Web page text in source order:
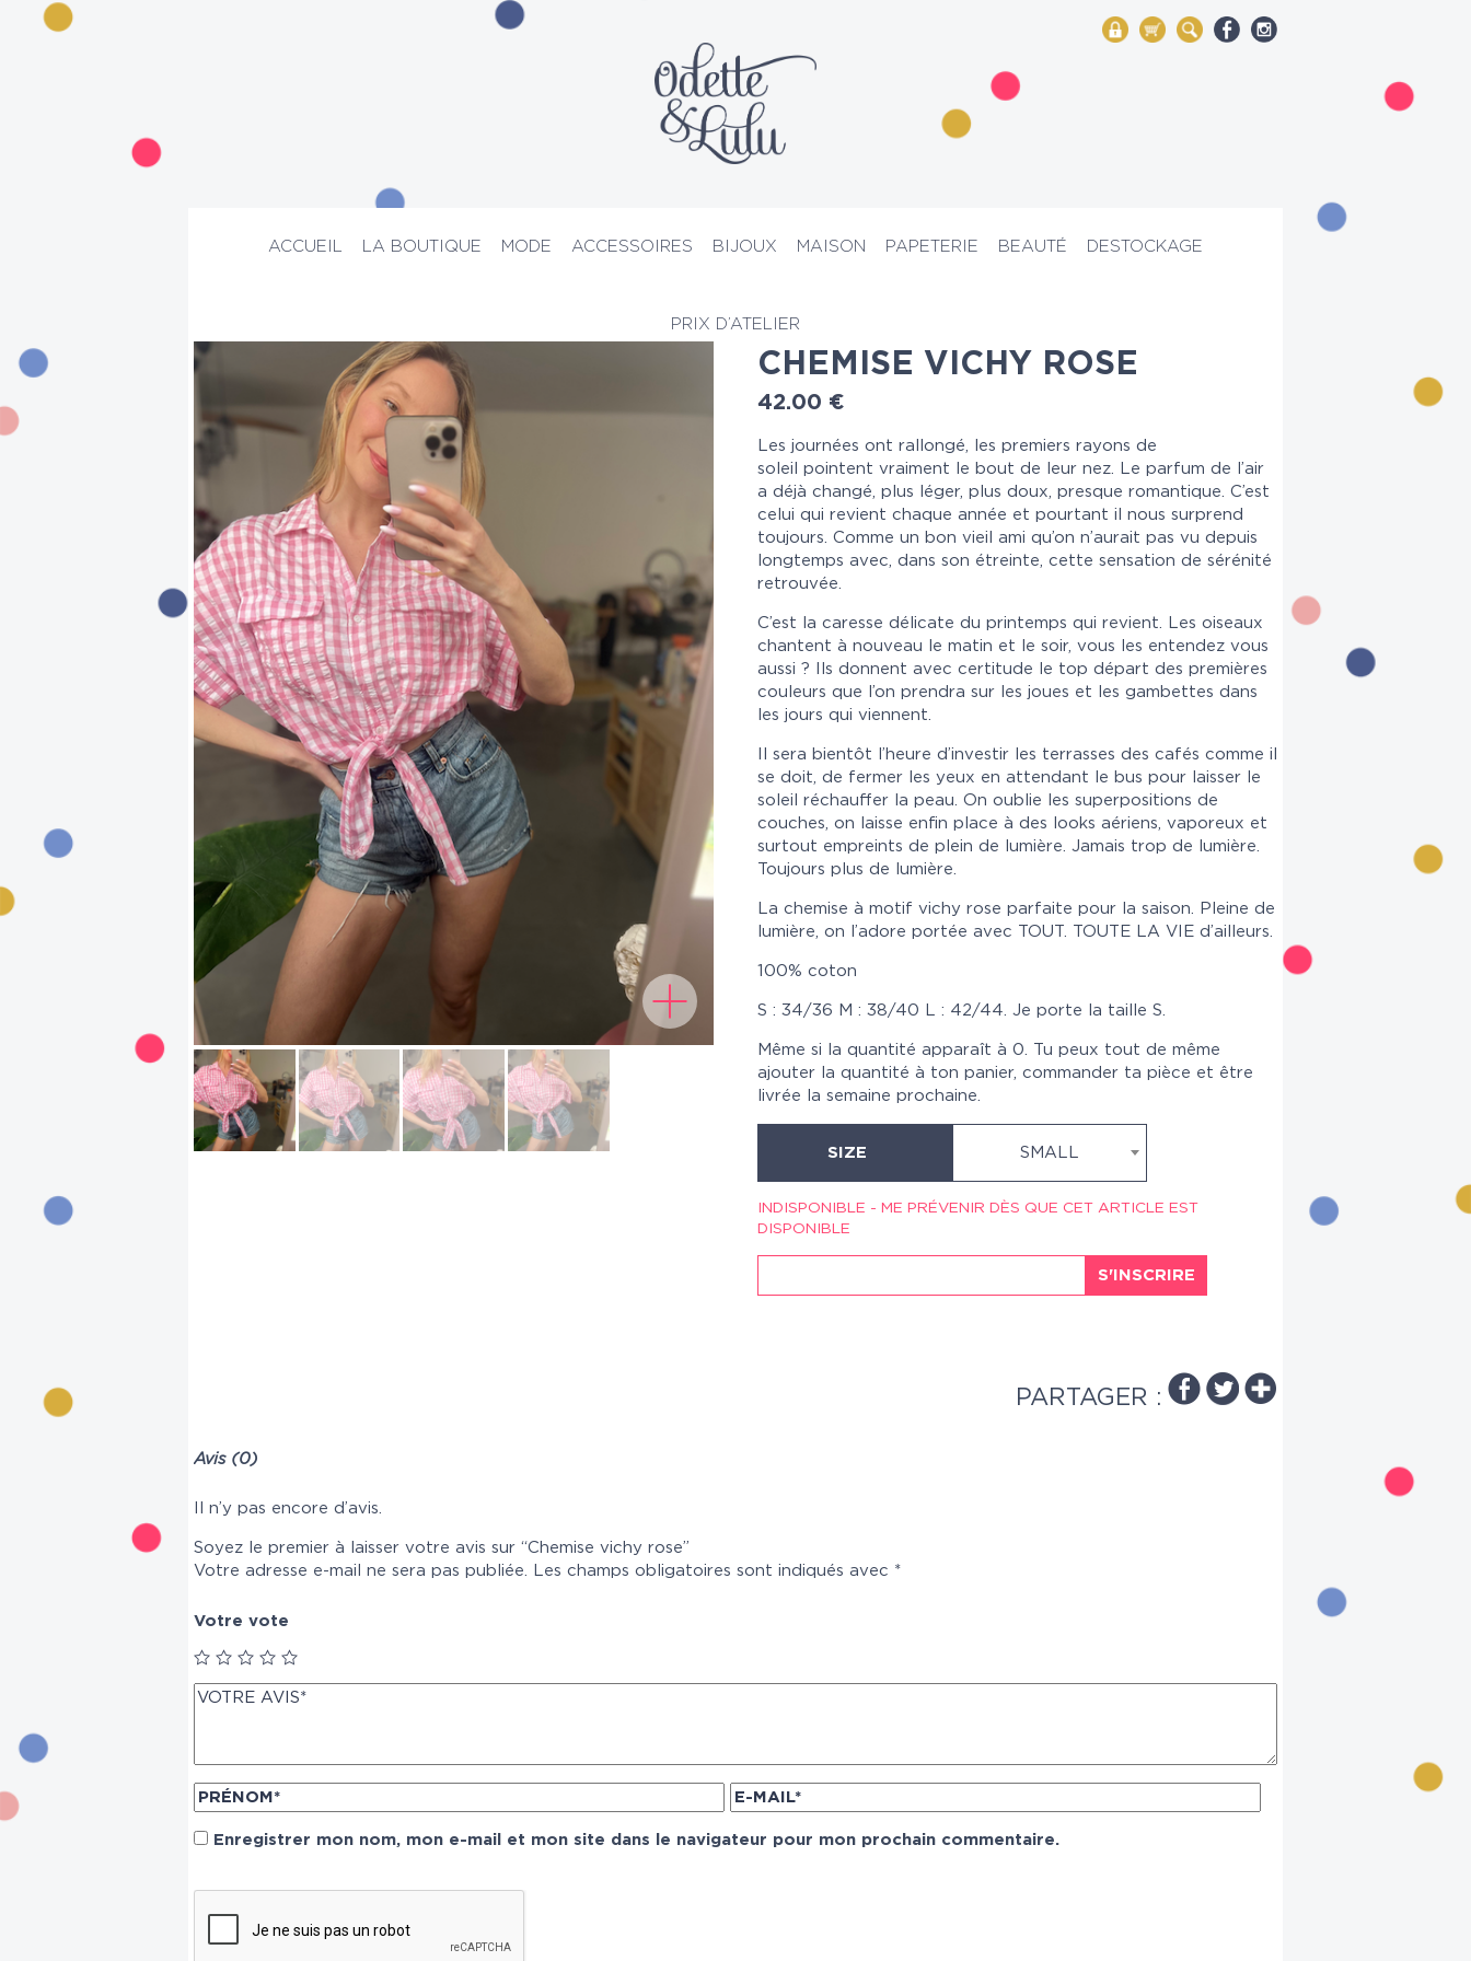
My Account
Mon panier
Rechercher
ACCUEIL LA BOUTIQUE MODE ACCESSOIRES BIJOUX MAISON PAPETERIE BEAUTÉ DESTOCKAGE
PRIX D’ATELIER
CHEMISE VICHY ROSE
42.00 €
Les journées ont rallongé, les premiers rayons de
soleil pointent vraiment le bout de leur nez. Le parfum de l’air
a déjà changé, plus léger, plus doux, presque romantique. C’est
celui qui revient chaque année et pourtant il nous surprend
toujours. Comme un bon vieil ami qu’on n’aurait pas vu depuis
longtemps avec, dans son étreinte, cette sensation de sérénité
retrouvée.
C’est la caresse délicate du printemps qui revient. Les oiseaux
chantent à nouveau le matin et le soir, vous les entendez vous
aussi ? Ils donnent avec certitude le top départ des premières
couleurs que l’on prendra sur les joues et les gambettes dans
les jours qui viennent.
Il sera bientôt l’heure d’investir les terrasses des cafés comme il
se doit, de fermer les yeux en attendant le bus pour laisser le
soleil réchauffer la peau. On oublie les superpositions de
couches, on laisse enfin place à des looks aériens, vaporeux et
surtout empreints de plein de lumière. Jamais trop de lumière.
Toujours plus de lumière.
La chemise à motif vichy rose parfaite pour la saison. Pleine de
lumière, on l’adore portée avec TOUT. TOUTE LA VIE d’ailleurs.
100% coton
S : 34/36 M : 38/40 L : 42/44. Je porte la taille S.
Même si la quantité apparaît à 0. Tu peux tout de même
ajouter la quantité à ton panier, commander ta pièce et être
livrée la semaine prochaine.
SIZE SMALL
INDISPONIBLE - ME PRÉVENIR DÈS QUE CET ARTICLE EST
DISPONIBLE
S'INSCRIRE
PARTAGER :
Avis (0)
Il n’y pas encore d’avis.
Soyez le premier à laisser votre avis sur “Chemise vichy rose”
Votre adresse e-mail ne sera pas publiée.
Les champs obligatoires sont indiqués avec *
Votre vote
Enregistrer mon nom, mon e-mail et mon site dans le navigateur pour mon prochain commentaire.